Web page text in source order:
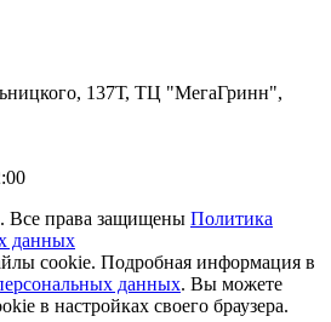
137Т, ТЦ "МегаГринн",
Все права защищены Политика
данных
cookie. Подробная информация в
данных. Вы можете
в настройках своего браузера.